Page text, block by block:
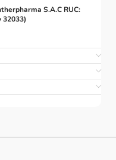
S.A.C RUC:
32033)